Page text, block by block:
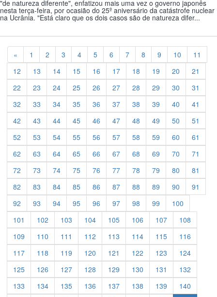
"de natureza diferente", enfatizou mais uma vez o governo japonês
nesta terça-feira, por ocasião do 25º aniversário da catástrofe nuclear
na Ucrânia. "Está claro que os dois casos são de natureza difer...
« Previous
1 2 3 4 5 6 7 8 9 10
11
12
13 14 15 16 17 18 19 20
21
22
23 24 25 26 27 28 29 30
31
32
33 34 35 36 37 38 39 40
41
42
43 44 45 46 47 48 49 50
51
52
53 54 55 56 57 58 59 60
61
62
63 64 65 66 67 68 69 70
71
72
73 74 75 76 77 78 79 80
81
82
83 84 85 86 87 88 89 90
91
92
93 94 95 96 97 98 99
100
101
102 103 104 105 106 107
108
109
110 111 112 113 114 115
116
117
118 119 120 121 122 123
124
125
126 127 128 129 130 131
132
133
134 135 136 137 138 139
140